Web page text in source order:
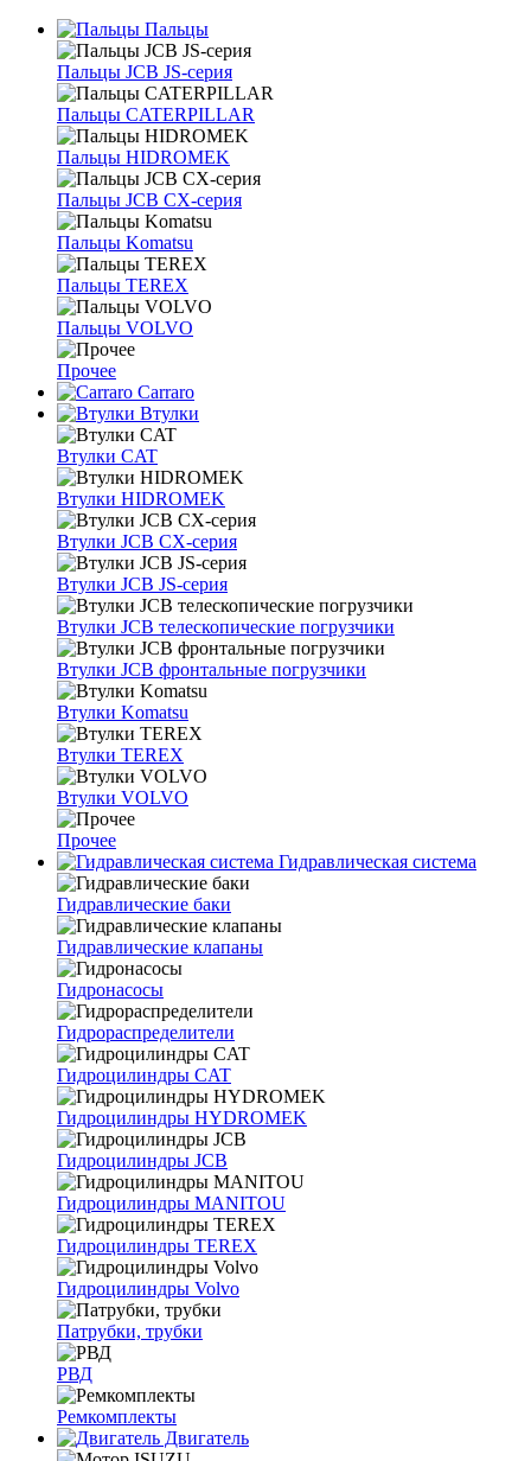
Пальцы
Пальцы JCB JS-серия
Пальцы CATERPILLAR
Пальцы HIDROMEK
Пальцы JCB CX-серия
Пальцы Komatsu
Пальцы TEREX
Пальцы VOLVO
Прочее
Carraro
Втулки
Втулки CAT
Втулки HIDROMEK
Втулки JCB CX-серия
Втулки JCB JS-серия
Втулки JCB телескопические погрузчики
Втулки JCB фронтальные погрузчики
Втулки Komatsu
Втулки TEREX
Втулки VOLVO
Прочее
Гидравлическая система
Гидравлические баки
Гидравлические клапаны
Гидронасосы
Гидрораспределители
Гидроцилиндры CAT
Гидроцилиндры HYDROMEK
Гидроцилиндры JCB
Гидроцилиндры MANITOU
Гидроцилиндры TEREX
Гидроцилиндры Volvo
Патрубки, трубки
РВД
Ремкомплекты
Двигатель